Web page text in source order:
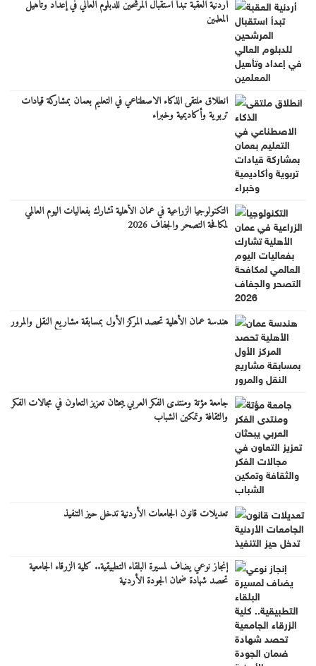
أردنية العقبة تبدأ استقبال المرشحين للدبلوم العالي في إعداد وتأهيل
المعلمين
انطلاق ملتقى الذكاء الاصطناعي في التعليم بعمان بمشاركة قيادات
تربوية وأكاديمية وخبراء
التكنولوجيا الزراعية في عمان الأهلية تشارك بفعاليات اليوم العالمي
لمكافحة التصحر والجفاف 2026
هندسة عمان الأهلية تحصد المركز الأول بمسابقة مشاريع النقل والمرور
جامعة مؤتة ومنتدى الفكر العربي يبحثان تعزيز التعاون في مجالات الفكر
والثقافة وتمكين الشباب
تعديلات قانون الجامعات الأردنية تدخل حيز التنفيذ
إنجاز نوعي يضاف لمسيرة البلقاء التطبيقية.. كلية الزرقاء الجامعية
تحصد شهادة ضمان الجودة الأردنية